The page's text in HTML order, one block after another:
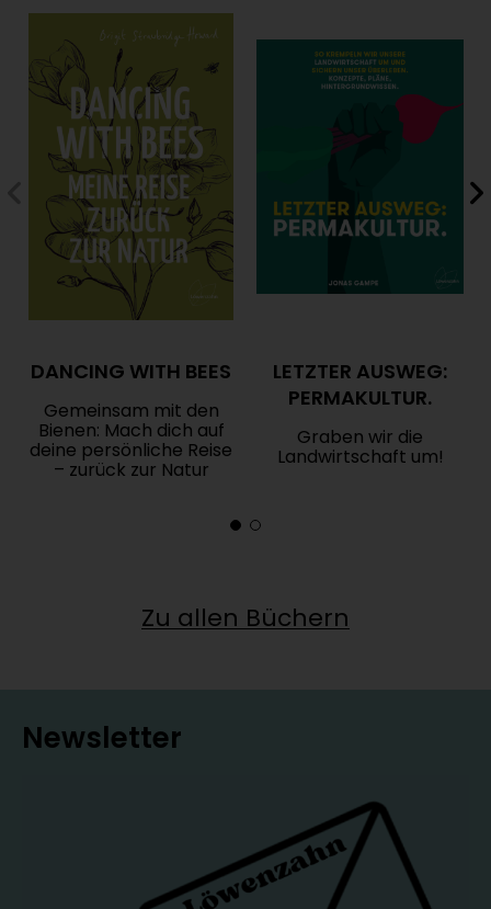
DANCING WITH BEES
Gemeinsam mit den
Bienen: Mach dich auf
deine persönliche Reise
– zurück zur Natur
LETZTER AUSWEG:
PERMAKULTUR.
Graben wir die
Landwirtschaft um!
Zu allen Büchern
Newsletter